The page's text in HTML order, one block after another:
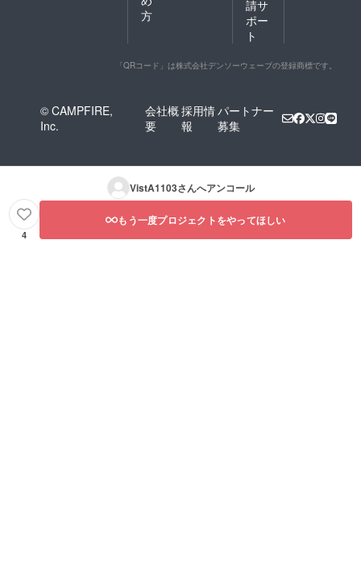
方
請サ
ポー
ト
「QRコード」は株式会社デンソーウェーブの登録商標です。
© CAMPFIRE,
Inc.
会社概
要
採用情
報
パートナー
募集
VistA1103さんへアンコール
4
もう一度プロジェクトをやってほしい